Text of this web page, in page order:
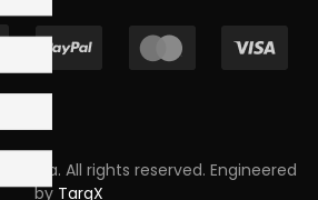
Lda. All rights reserved. Engineered
by TargX